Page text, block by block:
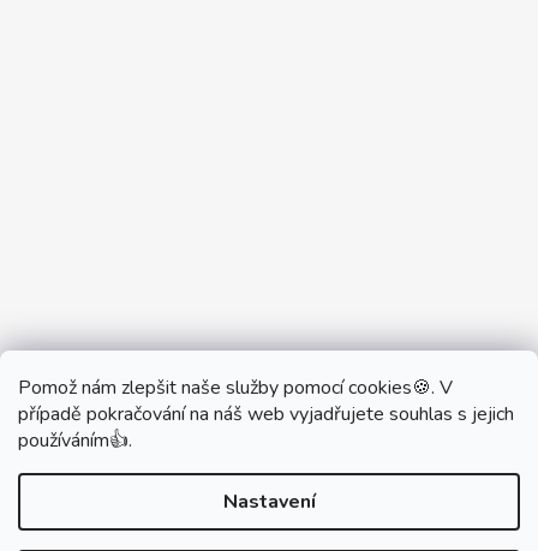
Pomož nám zlepšit naše služby pomocí cookies🍪. V
případě pokračování na náš web vyjadřujete souhlas s jejich
používáním👍.
Nastavení
Partner Showroom MONOBRAND
Partner Eshop Monobrand.online